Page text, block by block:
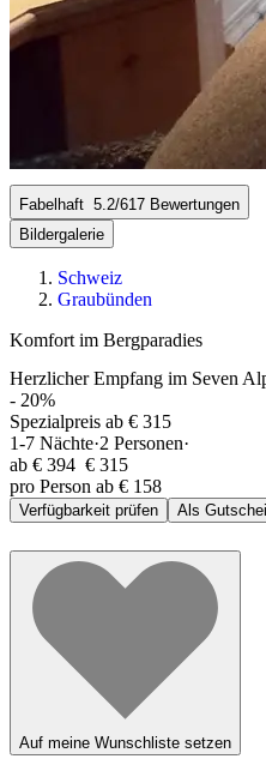
Fabelhaft 5.2/617 Bewertungen
Bildergalerie
Schweiz
Graubünden
Komfort im Bergparadies
Herzlicher Empfang im Seven
- 20%
Spezialpreis ab € 315
1-7 Nächte·2 Personen·
ab € 394 € 315
pro Person ab € 158
Verfügbarkeit prüfen Als
Auf meine Wunschliste setzen